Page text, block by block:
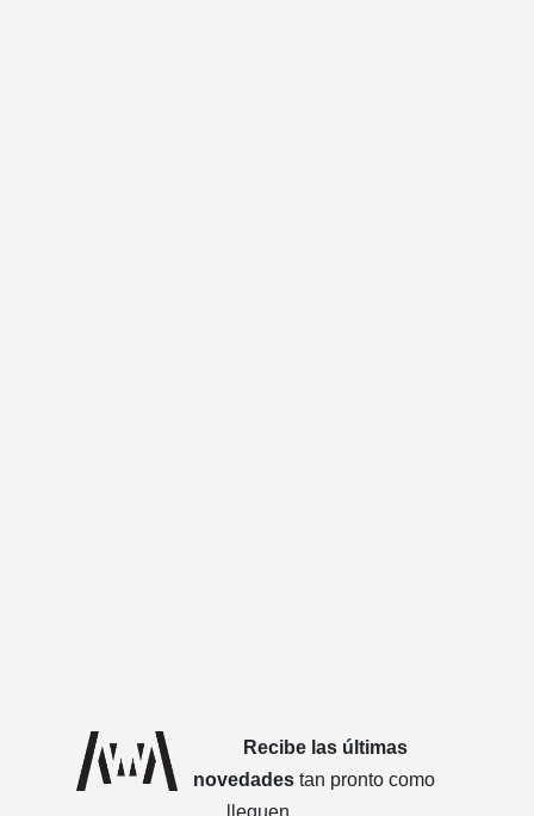
Recibe las últimas
novedades tan pronto como
lleguen